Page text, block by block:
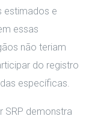
estimados e
essas
não teriam
do registro
específicas.
SRP demonstra